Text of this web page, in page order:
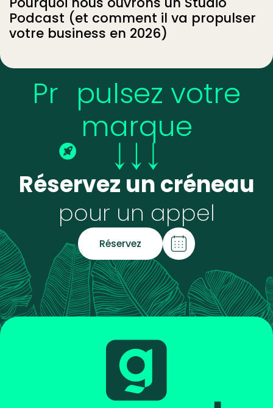
Podcast (et comment il va propulser
votre business en 2026)
Pr pulsez votre
marque
Réservez un créneau
pour un appel
Réservez